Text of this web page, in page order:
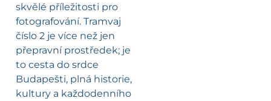
skvělé příležitosti pro
fotografování. Tramvaj
číslo 2 je více než jen
přepravní prostředek; je
to cesta do srdce
Budapešti, plná historie,
kultury a každodenního